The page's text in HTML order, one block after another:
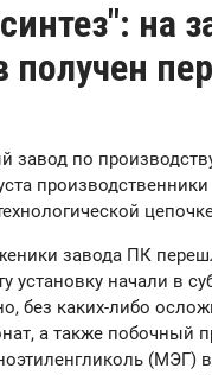
на
получен
завод по
завода ПК
установку начали в
без каких-либо
а также побочный
(МЭГ)